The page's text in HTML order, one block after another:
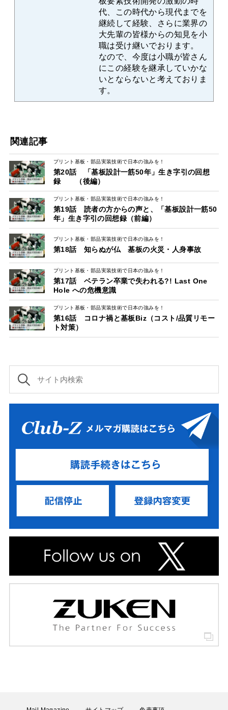
代、この時代から現代までを
継続して経験、さらに業界の
大先輩の皆様からの知見を小
職は受け継いでおります。
なので、今度は小職が皆さん
にこの経験を継承していかな
いとならないと考えておりま
す。
関連記事
プリント基板・部品実装技術で日本の強みを！
第20話 「基板設計一筋50年」生き字引の回想
録 （後編）
プリント基板・部品実装技術で日本の強みを！
第19話 読者の方からの声と、「基板設計一筋50
年」生き字引の回想録（前編）
プリント基板・部品実装技術で日本の強みを！
第18話 知らぬが仏 基板の火災・人身事故
プリント基板・部品実装技術で日本の強みを！
第17話 ベテラン卒業で失われる?! Last One
Hole への危機意識
プリント基板・部品実装技術で日本の強みを！
第16話 コロナ禍と基板Biz（コスト/品質リモー
ト対策）